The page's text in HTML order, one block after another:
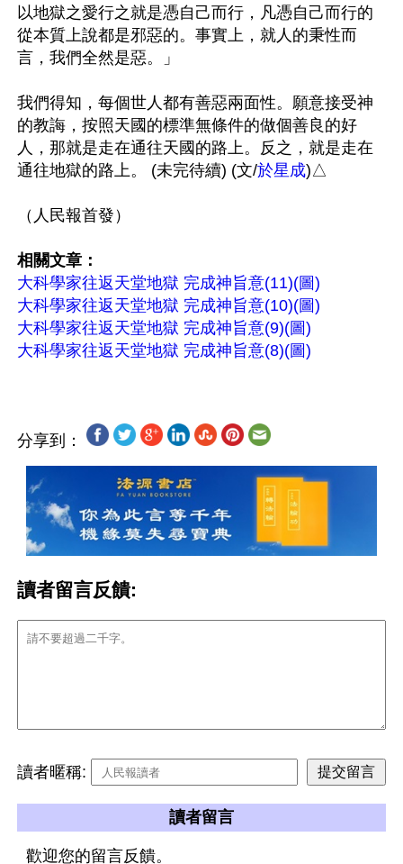
以地獄之愛行之就是憑自己而行，凡憑自己而行的
從本質上說都是邪惡的。事實上，就人的秉性而
言，我們全然是惡。」
我們得知，每個世人都有善惡兩面性。願意接受神
的教誨，按照天國的標準無條件的做個善良的好
人，那就是走在通往天國的路上。反之，就是走在
通往地獄的路上。 (未完待續) (文/於星成)△
（人民報首發）
相關文章：
大科學家往返天堂地獄 完成神旨意(11)(圖)
大科學家往返天堂地獄 完成神旨意(10)(圖)
大科學家往返天堂地獄 完成神旨意(9)(圖)
大科學家往返天堂地獄 完成神旨意(8)(圖)
分享到：
讀者留言反饋:
讀者暱稱:
讀者留言
歡迎您的留言反饋。